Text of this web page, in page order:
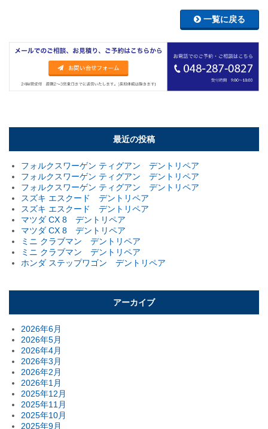
一覧に戻る
最近の投稿
フォルクスワーゲン ティグアン デントリペア
フォルクスワーゲン ティグアン デントリペア
フォルクスワーゲン ティグアン デントリペア
スズキ エスクード デントリペア
スズキ エスクード デントリペア
マツダ CX 8 デントリペア
マツダ CX 8 デントリペア
ミニ クラブマン デントリペア
ミニ クラブマン デントリペア
ホンダ ステップワゴン デントリペア
アーカイブ
2026年6月
2026年5月
2026年4月
2026年3月
2026年2月
2026年1月
2025年12月
2025年11月
2025年10月
2025年9月